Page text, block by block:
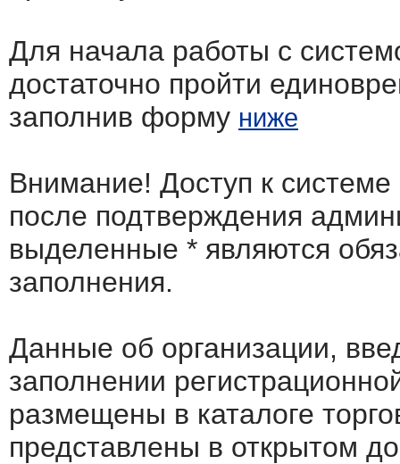
Для начала работы с
достаточно пройти
заполнив форму ниже
Внимание! Доступ к
после подтверждения
выделенные * являются
заполнения.
Данные об организации,
заполнении
размещены в каталоге
представлены в открытом